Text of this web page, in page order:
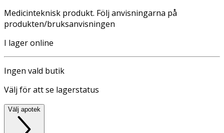
Medicinteknisk produkt. Följ anvisningarna på
produkten/bruksanvisningen
I lager online
Ingen vald butik
Välj för att se lagerstatus
Välj apotek